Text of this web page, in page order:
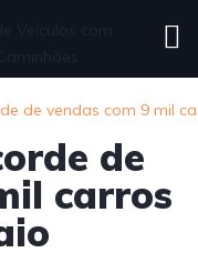
de vendas com 9 mil
de
carros